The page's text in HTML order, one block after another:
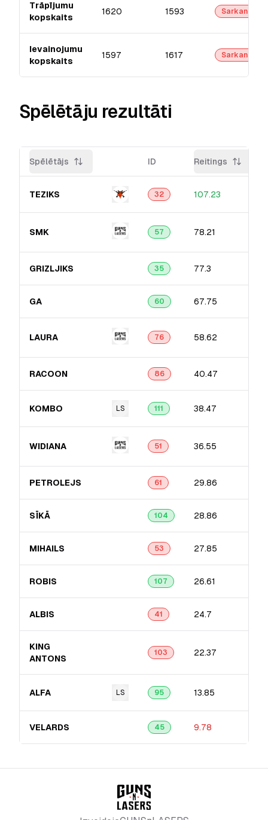
Trāpījumu
kopskaits
1620 1593 Sarkanā
Ievainojumu
kopskaits
1597 1617 Sarkanā
Spēlētāju rezultāti
Spēlētājs ID Reitings
TEZIKS 32 107.23
SMK 57 78.21
GRIZLJIKS 35 77.3
GA 60 67.75
LAURA 76 58.62
RACOON 86 40.47
KOMBO LS 111 38.47
WIDIANA 51 36.55
PETROLEJS 61 29.86
SĪKĀ 104 28.86
MIHAILS 53 27.85
ROBIS 107 26.61
ALBIS 41 24.7
KING
ANTONS
103 22.37
ALFA LS 95 13.85
VELARDS 45 9.78